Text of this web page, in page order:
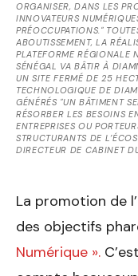
ORGANISER, DANS LES
INNOVATEURS
PRÉOCCUPATIONS."
ABOUTISSEMENT, LA
PLATEFORME RÉGIONALE
SÉNÉGAL VA BÂTIR À
UN SITE FERMÉ DE 25
TECHNOLOGIQUE DE
GÉNÉRÉS "UN BÂTIMENT
RÉSORBER LES BESOINS
ENTREPRISES OU
STRUCTURANTS DE
DIRECTEUR DE CABINET
La promotion de
des objectifs
Numérique ».